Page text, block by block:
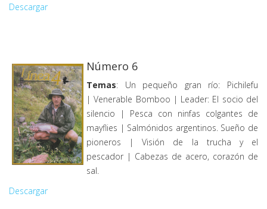
Descargar
Número 6
Temas: Un pequeño gran río: Pichilefu
| Venerable Bomboo | Leader: El socio del
silencio | Pesca con ninfas colgantes de
mayflies | Salmónidos argentinos. Sueño de
pioneros | Visión de la trucha y el
pescador | Cabezas de acero, corazón de
sal.
Descargar